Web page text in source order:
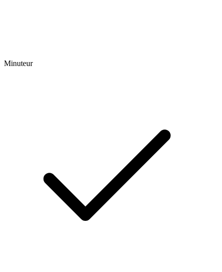
Minuteur